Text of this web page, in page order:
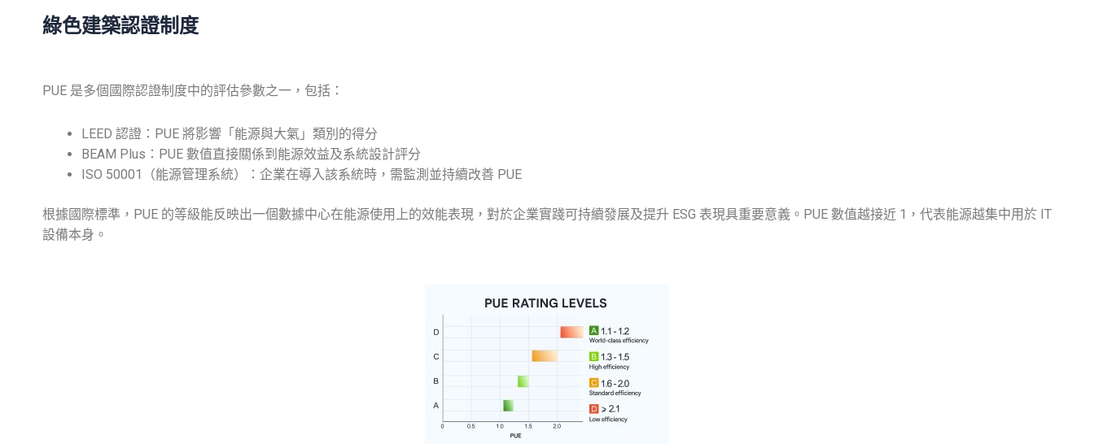
綠色建築認證制度
PUE 是多個國際認證制度中的評估參數之一，包括：
LEED 認證：PUE 將影響「能源與大氣」類別的得分
BEAM Plus：PUE 數值直接關係到能源效益及系統設計評分
ISO 50001（能源管理系統）：企業在導入該系統時，需監測並持續改善 PUE
根據國際標準，PUE 的等級能反映出一個數據中心在能源使用上的效能表現，對於企業實踐可持續發展及提升 ESG 表現具重要意義。PUE 數值越接近 1，代表能源越集中用於 IT
設備本身。